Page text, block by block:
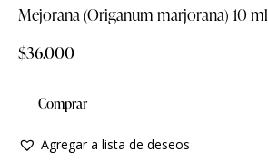
Mejorana (Origanum marjorana) 10 ml
$36.000
Comprar
Agregar a lista de deseos